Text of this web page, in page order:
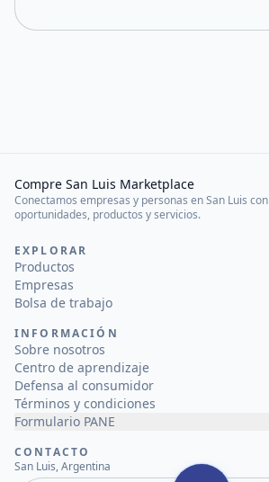
Compre San Luis Marketplace
Conectamos empresas y personas en San Luis con
oportunidades, productos y servicios.
EXPLORAR
Productos
Empresas
Bolsa de trabajo
INFORMACIÓN
Sobre nosotros
Centro de aprendizaje
Defensa al consumidor
Términos y condiciones
Formulario PANE
CONTACTO
San Luis, Argentina